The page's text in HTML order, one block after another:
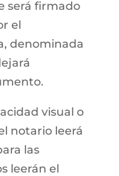
será firmado
el
denominada
visual o
notario leerá
las
leerán el